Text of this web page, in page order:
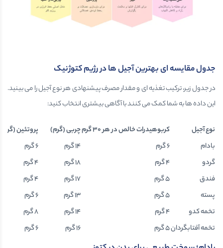
جدول مقایسه ای بهترین آجیل ها در رژیم کتوژنیک
در جدول زیر، ترکیب تغذیه ای و مقدار مصرف پیشنهادی هر نوع آجیل را می بینید.
این داده ها به شما کمک می کنند با آگاهی بیشتری انتخاب کنید:
نوع آجیل کربوهیدرات خالص در هر ۳۰ گرم چربی (گرم)
پروتئین (گرم)
بادام
6 گرم 14 گرم
6 گرم
گردو
4 گرم 18 گرم
4 گرم
فندق
5 گرم 17 گرم
4 گرم
پسته
5 گرم 13 گرم
6 گرم
تخمه کدو
4 گرم 14 گرم
8 گرم
تخمه آفتابگردان5 گرم 16 گرم 6 گرم